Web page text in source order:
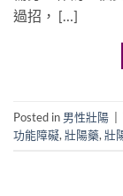
過招， […]
Posted in 男性壯陽 |
功能障礙, 壯陽藥, 壯